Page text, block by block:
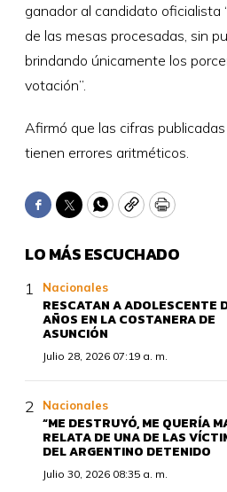
ganador al candidato oficialista
de las mesas procesadas, sin
brindando únicamente los
votación”.
Afirmó que las cifras
tienen errores aritméticos.
Facebook
TwitterWhatsApp
CopyPrint
LO MÁS ESCUCHADO
Nacionales
RESCATAN A ADOLESCENTE
AÑOS EN LA COSTANERA DE
ASUNCIÓN
Julio 28, 2026 07:19 a. m.
Nacionales
“ME DESTRUYÓ, ME QUERÍA
RELATA DE UNA DE LAS
DEL ARGENTINO DETENIDO
Julio 30, 2026 08:35 a. m.